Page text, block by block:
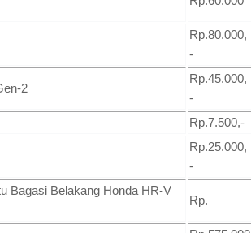
Rp.80.000,
-
2
Rp.45.000,
-
Rp.7.500,-
Rp.25.000,
-
Bagasi Belakang Honda HR-V
Rp.